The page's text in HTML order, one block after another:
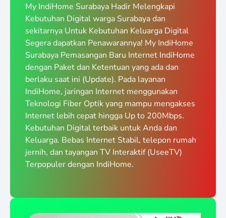
My IndiHome Surabaya Hadir Melengkapi
Kebutuhan Digital warga Surabaya dan
sekitarnya Untuk Kebutuhan Keluarga Digital
Segera dapatkan Penawarannya! My IndiHome
Surabaya Pemasangan Baru Internet IndiHome
dengan Paket dan Ketentuan yang ada dan
berlaku saat ini (Update). Pada layanan
IndiHome, jaringan Internet menggunakan
Teknologi Fiber Optik yang mampu mengakses
Internet lebih cepat hingga Up to 200Mbps.
Kebutuhan Digital terbaik untuk Anda dan
Keluarga. Bebas Internet Stabil, telepon rumah
jernih, dan tayangan TV Interaktif (UseeTV)
Terpopuler dengan IndiHome.